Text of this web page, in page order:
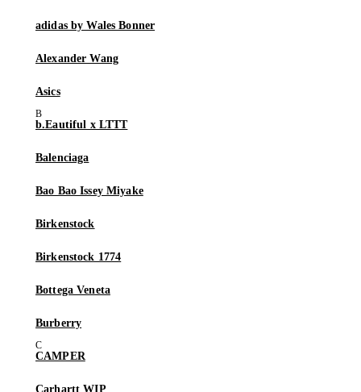
adidas by Wales Bonner
Alexander Wang
Asics
b.Eautiful x LTTT
Balenciaga
Bao Bao Issey Miyake
Birkenstock
Birkenstock 1774
Bottega Veneta
Burberry
CAMPER
Carhartt WIP